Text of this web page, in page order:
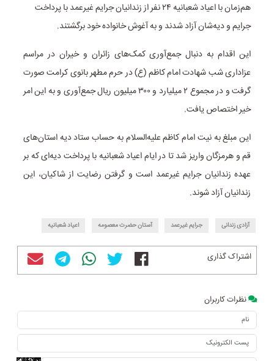
هم‌زمان با اعیاد شعبانیه ۲۴ نفر از زندانیان جرایم غیرعمد با پرداخت
جرایم و دیه‌شان آزاد شدند و به آغوش خانواده خود برگشتند.
این اقدام به دنبال جمع‌آوری کمک‌های زائران و خیران در مراسم
عزاداری شب شهادت امام کاظم (ع) در حرم مطهر بانوی کرامت صورت
گرفت و در مجموع ۲ میلیارد و ۳۰۰ میلیون ریال جمع‌آوری و به این امر
خیر اختصاص یافت.
این مبلغ به نیت امام کاظم علیه‌السلام به حساب ستاد دیه استان‌های
قم و هرمزگان واریز شد تا در ایام اعیاد شعبانیه با پرداخت دیه‌ای که بر
عهده زندانیان جرایم غیرعمد است و گرفتن رضایت از شاکیان، این
زندانیان آزاد شوند.
آزادی زندانی جرایم غیرعمد آستان حضرت معصومه اعیاد شعبانیه
اشتراک گذاری
نظرات کاربران